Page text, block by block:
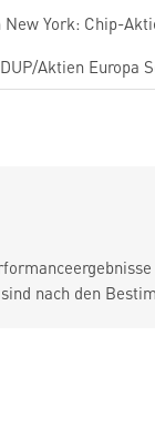
New York: Chip-
Aktien Europa
nach den